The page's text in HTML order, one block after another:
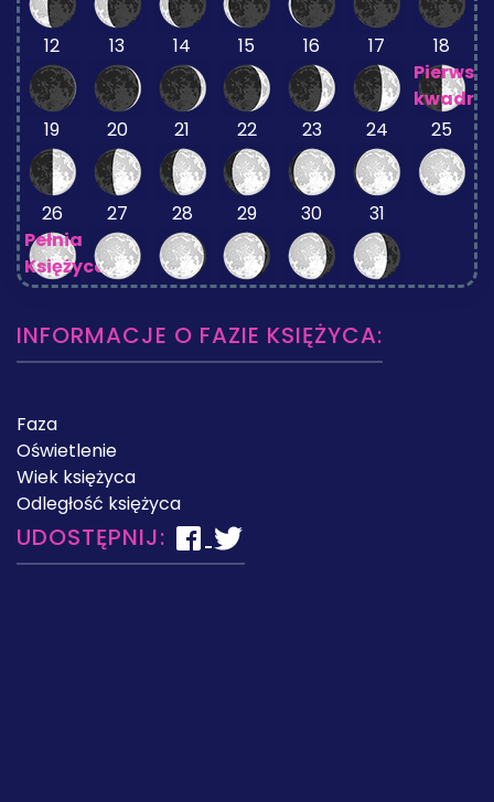
12 13 14 15 16 17
18
kwadra
19
20 21 22 23 24 25
26
Pełnia
Księżyca
27 28 29 30 31
INFORMACJE O FAZIE KSIĘŻYCA:
Faza
Oświetlenie
Wiek księżyca
Odległość księżyca
UDOSTĘPNIJ: